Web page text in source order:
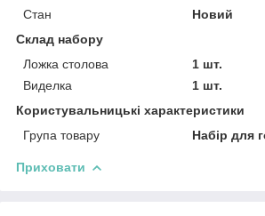
Стан
Новий
Склад набору
Ложка столова
1 шт.
Виделка
1 шт.
Користувальницькі характеристики
Група товару
Набір для
Приховати